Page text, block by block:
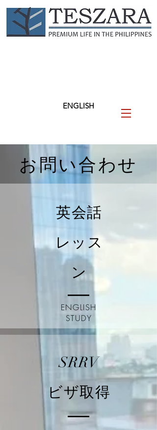
ENGLISH
お問い合わせ
英会話
レッス
ン
ENGLISH
STUDY
SRRV
ビザ取得